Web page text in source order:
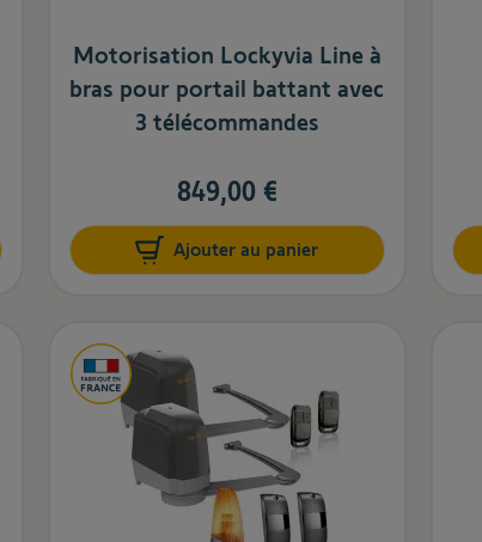
Motorisation Lockyvia Line à
bras pour portail battant avec
3 télécommandes
849,00 €
Ajouter au panier